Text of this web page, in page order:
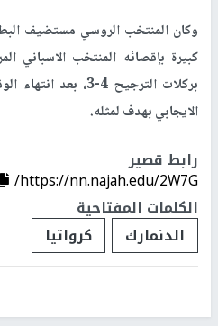
وكان المنتخب الروسي مستضيف
كبيرة بإقصائه المنتخب الاسباني
بركلات الترجيح 4-3،
الايجابي بهدف لمثله.
رابط قصير
https://nn.najah.edu/2W7G/
الكلمات المفتاحية
الدنمارك
كرواتيا